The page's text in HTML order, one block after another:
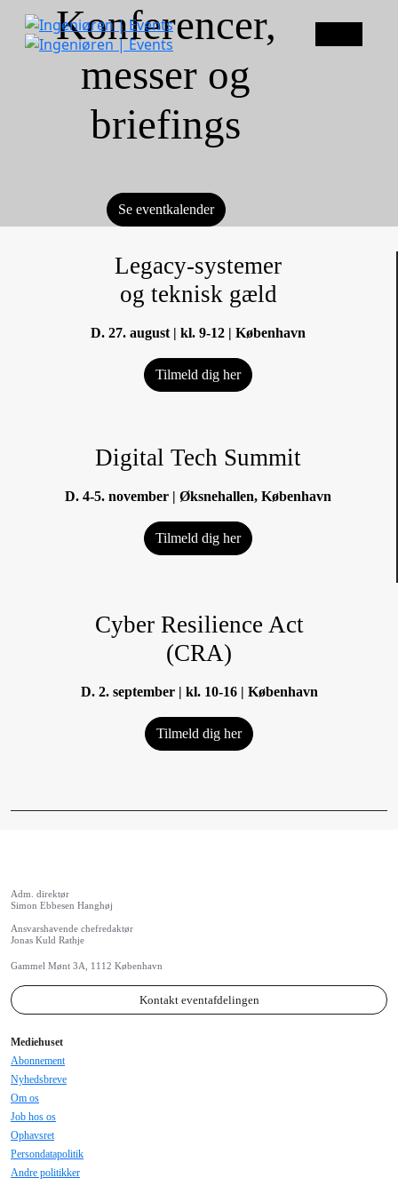
Konferencer,
messer og
briefings
Se eventkalender
Legacy-systemer
og teknisk gæld
D. 27. august | kl. 9-12 | København
Tilmeld dig her
Digital Tech Summit
D. 4-5. november | Øksnehallen, København
Tilmeld dig her
Cyber Resilience Act
(CRA)
D. 2. september | kl. 10-16 | København
Tilmeld dig her
Adm. direktør
Simon Ebbesen Hanghøj
Ansvarshavende chefredaktør
Jonas Kuld Rathje
Gammel Mønt 3A, 1112 København
Kontakt eventafdelingen
Mediehuset
Abonnement
Nyhedsbreve
Om os
Job hos os
Ophavsret
Persondatapolitik
Andre politikker